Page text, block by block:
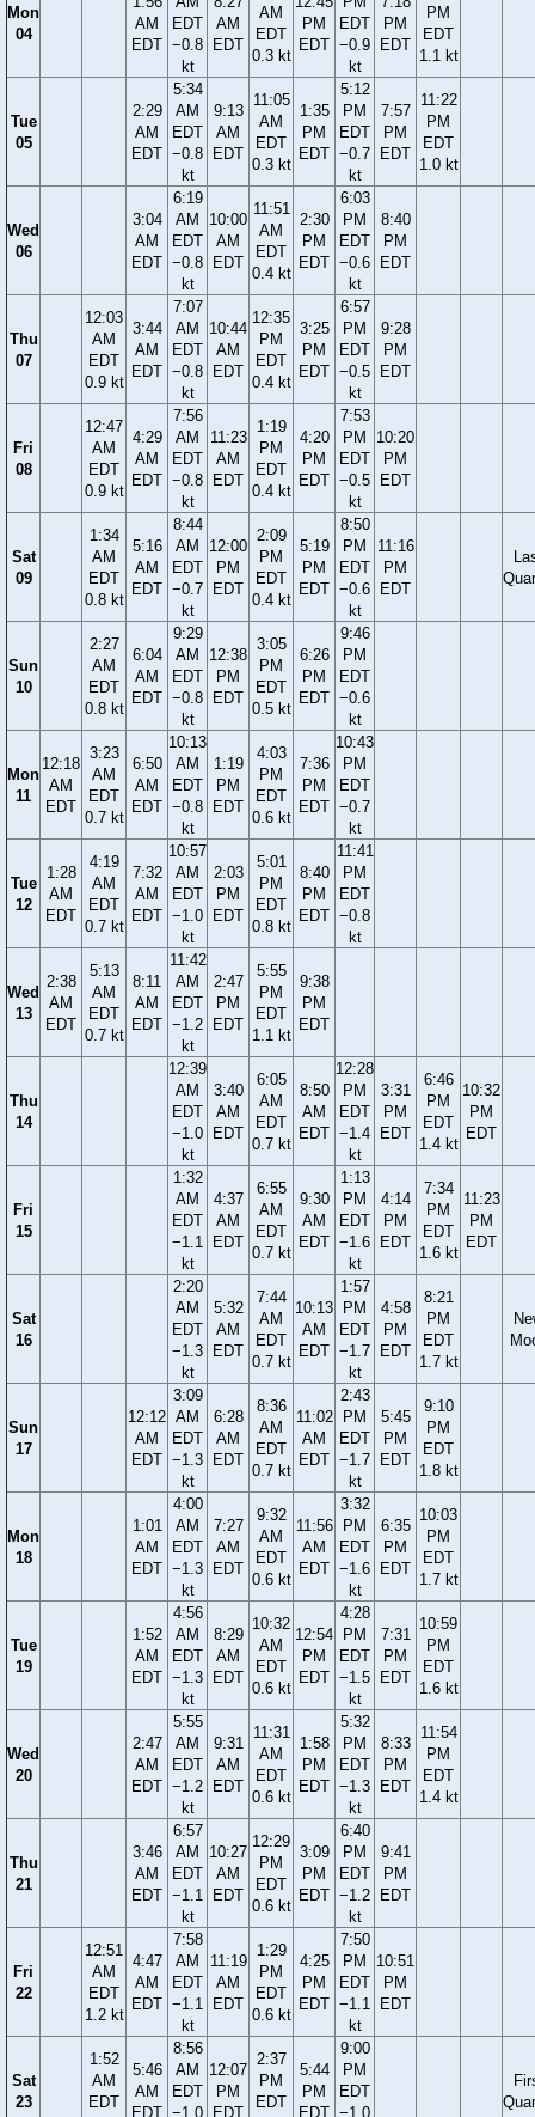
Mon
04
AM
EDT
EDT
−0.8
kt
AM
EDT
AM
EDT
0.3 kt
PM
EDT
EDT
−0.9
kt
PM
EDT
PM
EDT
1.1 kt
Tue
05
2:29
AM
EDT
5:34
AM
EDT
−0.8
kt
9:13
AM
EDT
11:05
AM
EDT
0.3 kt
1:35
PM
EDT
5:12
PM
EDT
−0.7
kt
7:57
PM
EDT
11:22
PM
EDT
1.0 kt
Wed
06
3:04
AM
EDT
6:19
AM
EDT
−0.8
kt
10:00
AM
EDT
11:51
AM
EDT
0.4 kt
2:30
PM
EDT
6:03
PM
EDT
−0.6
kt
8:40
PM
EDT
Thu
07
12:03
AM
EDT
0.9 kt
3:44
AM
EDT
7:07
AM
EDT
−0.8
kt
10:44
AM
EDT
12:35
PM
EDT
0.4 kt
3:25
PM
EDT
6:57
PM
EDT
−0.5
kt
9:28
PM
EDT
Fri
08
12:47
AM
EDT
0.9 kt
4:29
AM
EDT
7:56
AM
EDT
−0.8
kt
11:23
AM
EDT
1:19
PM
EDT
0.4 kt
4:20
PM
EDT
7:53
PM
EDT
−0.5
kt
10:20
PM
EDT
Sat
09
1:34
AM
EDT
0.8 kt
5:16
AM
EDT
8:44
AM
EDT
−0.7
kt
12:00
PM
EDT
2:09
PM
EDT
0.4 kt
5:19
PM
EDT
8:50
PM
EDT
−0.6
kt
11:16
PM
EDT
Sun
10
2:27
AM
EDT
0.8 kt
6:04
AM
EDT
9:29
AM
EDT
−0.8
kt
12:38
PM
EDT
3:05
PM
EDT
0.5 kt
6:26
PM
EDT
9:46
PM
EDT
−0.6
kt
Mon
11
12:18
AM
EDT
3:23
AM
EDT
0.7 kt
6:50
AM
EDT
10:13
AM
EDT
−0.8
kt
1:19
PM
EDT
4:03
PM
EDT
0.6 kt
7:36
PM
EDT
10:43
PM
EDT
−0.7
kt
Tue
12
1:28
AM
EDT
4:19
AM
EDT
0.7 kt
7:32
AM
EDT
10:57
AM
EDT
−1.0
kt
2:03
PM
EDT
5:01
PM
EDT
0.8 kt
8:40
PM
EDT
11:41
PM
EDT
−0.8
kt
Wed
13
2:38
AM
EDT
5:13
AM
EDT
0.7 kt
8:11
AM
EDT
11:42
AM
EDT
−1.2
kt
2:47
PM
EDT
5:55
PM
EDT
1.1 kt
9:38
PM
EDT
Thu
14
12:39
AM
EDT
−1.0
kt
3:40
AM
EDT
6:05
AM
EDT
0.7 kt
8:50
AM
EDT
12:28
PM
EDT
−1.4
kt
3:31
PM
EDT
6:46
PM
EDT
1.4 kt
10:32
PM
EDT
Fri
15
1:32
AM
EDT
−1.1
kt
4:37
AM
EDT
6:55
AM
EDT
0.7 kt
9:30
AM
EDT
1:13
PM
EDT
−1.6
kt
4:14
PM
EDT
7:34
PM
EDT
1.6 kt
11:23
PM
EDT
Sat
16
2:20
AM
EDT
−1.3
kt
5:32
AM
EDT
7:44
AM
EDT
0.7 kt
10:13
AM
EDT
1:57
PM
EDT
−1.7
kt
4:58
PM
EDT
8:21
PM
EDT
1.7 kt
Sun
17
12:12
AM
EDT
3:09
AM
EDT
−1.3
kt
6:28
AM
EDT
8:36
AM
EDT
0.7 kt
11:02
AM
EDT
2:43
PM
EDT
−1.7
kt
5:45
PM
EDT
9:10
PM
EDT
1.8 kt
Mon
18
1:01
AM
EDT
4:00
AM
EDT
−1.3
kt
7:27
AM
EDT
9:32
AM
EDT
0.6 kt
11:56
AM
EDT
3:32
PM
EDT
−1.6
kt
6:35
PM
EDT
10:03
PM
EDT
1.7 kt
Tue
19
1:52
AM
EDT
4:56
AM
EDT
−1.3
kt
8:29
AM
EDT
10:32
AM
EDT
0.6 kt
12:54
PM
EDT
4:28
PM
EDT
−1.5
kt
7:31
PM
EDT
10:59
PM
EDT
1.6 kt
Wed
20
2:47
AM
EDT
5:55
AM
EDT
−1.2
kt
9:31
AM
EDT
11:31
AM
EDT
0.6 kt
1:58
PM
EDT
5:32
PM
EDT
−1.3
kt
8:33
PM
EDT
11:54
PM
EDT
1.4 kt
Thu
21
3:46
AM
EDT
6:57
AM
EDT
−1.1
kt
10:27
AM
EDT
12:29
PM
EDT
0.6 kt
3:09
PM
EDT
6:40
PM
EDT
−1.2
kt
9:41
PM
EDT
Fri
22
12:51
AM
EDT
1.2 kt
4:47
AM
EDT
7:58
AM
EDT
−1.1
kt
11:19
AM
EDT
1:29
PM
EDT
0.6 kt
4:25
PM
EDT
7:50
PM
EDT
−1.1
kt
10:51
PM
EDT
Sat
23
1:52
AM
EDT
5:46
AM
EDT
8:56
AM
EDT
−1.0
12:07
PM
EDT
2:37
PM
EDT
5:44
PM
EDT
9:00
PM
EDT
−1.0